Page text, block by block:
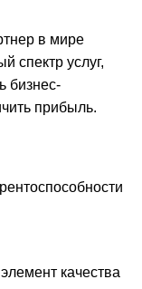
в мире
спектр услуг,
бизнес-
прибыль.
качества